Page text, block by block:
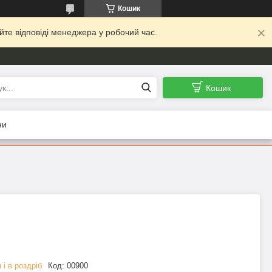
Кошик
відповіді менеджера у робочий час.
Кошик
в роздріб Код: 00900